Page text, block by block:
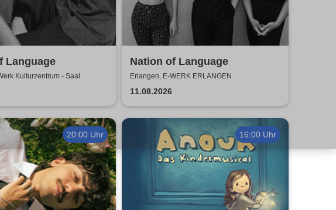
Language
Kulturzentrum - Saal
Nation of Language
Erlangen, E-WERK ERLANGEN
11.08.2026
20:00 Uhr 16:00 Uhr